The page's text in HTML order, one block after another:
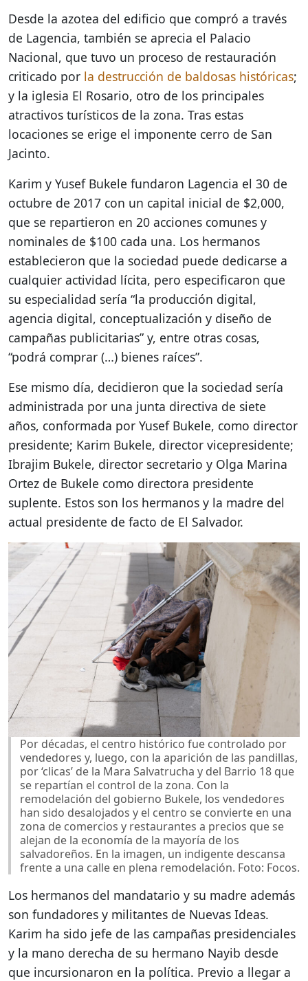
Desde la azotea del edificio que compró a través
de Lagencia, también se aprecia el Palacio
Nacional, que tuvo un proceso de restauración
criticado por la destrucción de baldosas históricas;
y la iglesia El Rosario, otro de los principales
atractivos turísticos de la zona. Tras estas
locaciones se erige el imponente cerro de San
Jacinto.
Karim y Yusef Bukele fundaron Lagencia el 30 de
octubre de 2017 con un capital inicial de $2,000,
que se repartieron en 20 acciones comunes y
nominales de $100 cada una. Los hermanos
establecieron que la sociedad puede dedicarse a
cualquier actividad lícita, pero especificaron que
su especialidad sería “la producción digital,
agencia digital, conceptualización y diseño de
campañas publicitarias” y, entre otras cosas,
“podrá comprar (…) bienes raíces”.
Ese mismo día, decidieron que la sociedad sería
administrada por una junta directiva de siete
años, conformada por Yusef Bukele, como director
presidente; Karim Bukele, director vicepresidente;
Ibrajim Bukele, director secretario y Olga Marina
Ortez de Bukele como directora presidente
suplente. Estos son los hermanos y la madre del
actual presidente de facto de El Salvador.
Por décadas, el centro histórico fue controlado por
vendedores y, luego, con la aparición de las pandillas,
por ‘clicas’ de la Mara Salvatrucha y del Barrio 18 que
se repartían el control de la zona. Con la
remodelación del gobierno Bukele, los vendedores
han sido desalojados y el centro se convierte en una
zona de comercios y restaurantes a precios que se
alejan de la economía de la mayoría de los
salvadoreños. En la imagen, un indigente descansa
frente a una calle en plena remodelación. Foto: Focos.
Los hermanos del mandatario y su madre además
son fundadores y militantes de Nuevas Ideas.
Karim ha sido jefe de las campañas presidenciales
y la mano derecha de su hermano Nayib desde
que incursionaron en la política. Previo a llegar a